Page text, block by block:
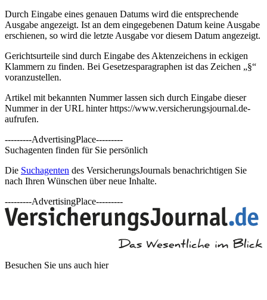
Durch Eingabe eines genauen Datums wird die entsprechende
Ausgabe angezeigt. Ist an dem eingegebenen Datum keine Ausgabe
erschienen, so wird die letzte Ausgabe vor diesem Datum angezeigt.
Gerichtsurteile sind durch Eingabe des Aktenzeichens in eckigen
Klammern zu finden. Bei Gesetzesparagraphen ist das Zeichen „§“
voranzustellen.
Artikel mit bekannten Nummer lassen sich durch Eingabe dieser
Nummer in der URL hinter https://www.versicherungsjournal.de-
aufrufen.
---------AdvertisingPlace---------
Suchagenten finden für Sie persönlich
Die Suchagenten des VersicherungsJournals benachrichtigen Sie
nach Ihren Wünschen über neue Inhalte.
---------AdvertisingPlace---------
Besuchen Sie uns auch hier